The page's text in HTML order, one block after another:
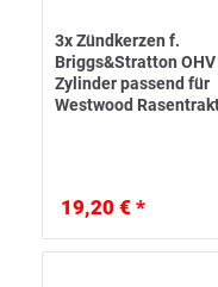
3x Zündkerzen f.
Briggs&Stratton
Zylinder passend für
Westwood
19,20 € *